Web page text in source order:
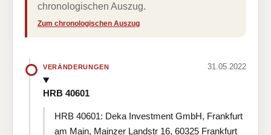
chronologischen Auszug.
Zum chronologischen Auszug
VERÄNDERUNGEN 31.05.2022
HRB 40601
HRB 40601: Deka Investment GmbH, Frankfurt
am Main, Mainzer Landstr 16, 60325 Frankfurt